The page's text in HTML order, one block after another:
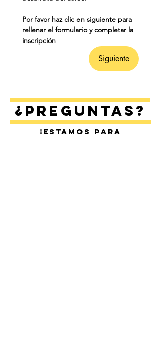
Por favor haz clic en siguiente para
rellenar el formulario y completar la
inscripción
Siguiente
¿Preguntas?
¡Estamos para